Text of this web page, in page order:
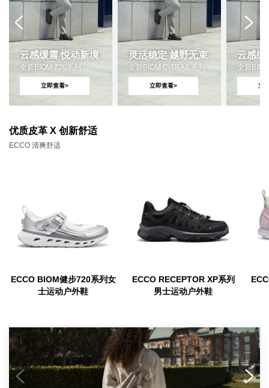
云感缓震 悦动新境
全新BIOM 720系列
立即查看>
灵活稳定 越野无束
全新BIOM C-TRAIL系列
立即查看>
云感缓
全新
立
优质皮革 X 创新舒适
ECCO 清爽舒适
ECCO BIOM健步720系列女
士运动户外鞋
ECCO RECEPTOR XP系列
男士运动户外鞋